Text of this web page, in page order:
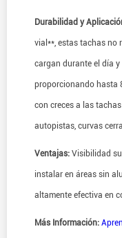
Durabilidad y
vial**, estas tachas no
cargan durante el día
proporcionando hasta
con creces a las
autopistas, curvas
Ventajas: Visibilidad
instalar en áreas sin
altamente efectiva en
Más Información: